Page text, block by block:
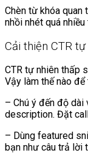
Chèn từ khóa quan
nhồi nhét quá nhiều
Cải thiện CTR tự
CTR tự nhiên thấp
Vậy làm thế nào
– Chú ý đến độ
description. Đặt
– Dùng featured
bạn như câu trả lời